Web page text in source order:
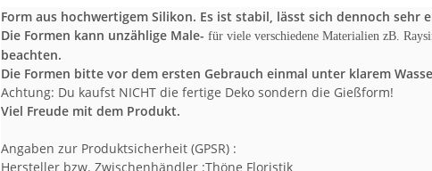
Form aus hochwertigem Silikon. Es ist stabil, lässt sich dennoch sehr
Die Formen kann unzählige Male- für viele verschiedene Materialien zB.
beachten.
Die Formen bitte vor dem ersten Gebrauch einmal unter klarem
Achtung: Du kaufst NICHT die fertige Deko sondern die Gießform!
Viel Freude mit dem Produkt.
Angaben zur Produktsicherheit (GPSR) :
Hersteller bzw. Zwischenhändler :Thöne Floristik